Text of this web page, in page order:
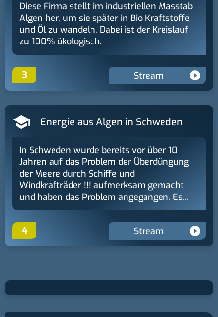
Diese Firma stellt im industriellen Masstab
Algen her, um sie später in Bio Kraftstoffe
und Öl zu wandeln. Dabei ist der Kreislauf
zu 100% ökologisch.
3 Stream
Energie aus Algen in Schweden
In Schweden wurde bereits vor über 10
Jahren auf das Problem der Überdüngung
der Meere durch Schiffe und
Windkrafträder !!! aufmerksam gemacht
und haben das Problem angegangen. Es...
4 Stream